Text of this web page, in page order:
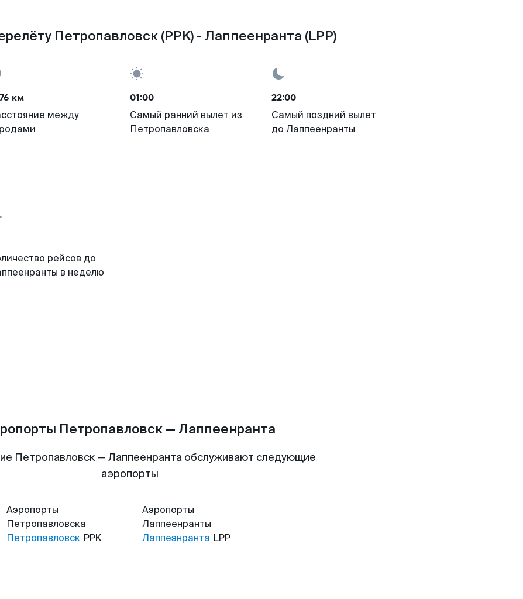
Петропавловск (PPK) - Лаппеенранта (LPP)
км
между
01:00
Самый ранний вылет из
Петропавловска
22:00
Самый поздний вылет
до Лаппеенранты
рейсов до
в неделю
Петропавловск — Лаппеенранта
Петропавловск — Лаппеенранта обслуживают следующие
аэропорты
Аэропорты
Петропавловска
Петропавловск PPK
Аэропорты
Лаппеенранты
Лаппеэнранта LPP